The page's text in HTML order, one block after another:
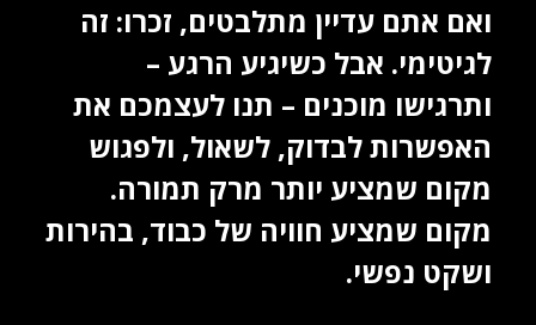
ואם אתם עדיין מתלבטים, זכרו: זה
לגיטימי. אבל כשיגיע הרגע –
ותרגישו מוכנים – תנו לעצמכם את
האפשרות לבדוק, לשאול, ולפגוש
מקום שמציע יותר מרק תמורה.
מקום שמציע חוויה של כבוד, בהירות
ושקט נפשי.